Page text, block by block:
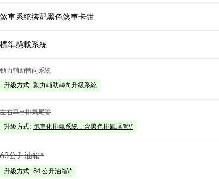
煞車系統搭配黑色煞車卡鉗
標準懸載系統
動力輔助轉向系統
升級方式: 動力輔助轉向升級系統
左右單出排氣尾管
升級方式: 跑車化排氣系統，含黑色排氣尾管\*
63公升油箱*
升級方式: 84 公升油箱\*